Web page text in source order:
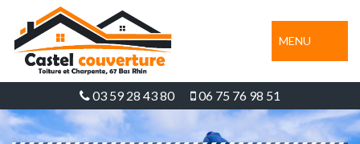
MENU
03 59 28 43 80 06 75 76 98 51